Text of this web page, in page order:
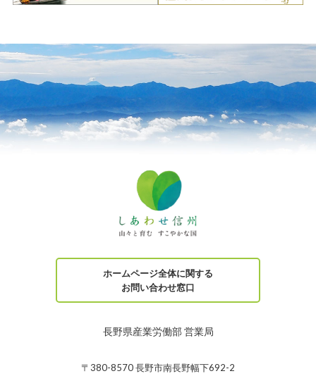
ホームページ全体に関する
お問い合わせ窓口
長野県産業労働部 営業局
〒380-8570 長野市南長野幅下692-2